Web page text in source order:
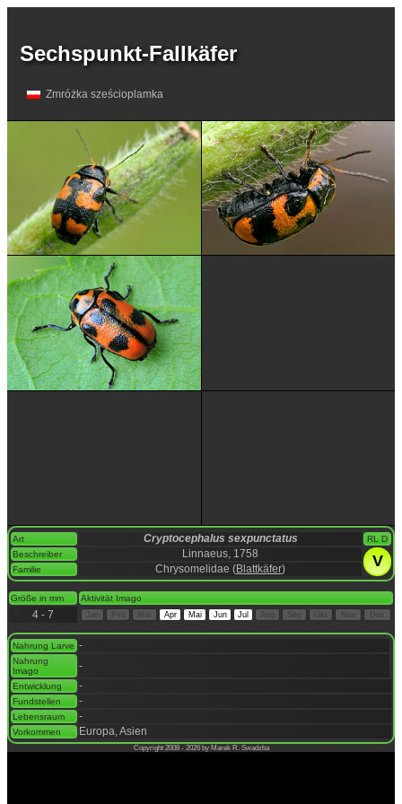
Sechspunkt-Fallkäfer
Zmróżka sześcioplamka
Art Cryptocephalus sexpunctatus
RL D
Beschreiber
Linnaeus, 1758 V
Familie Chrysomelidae (Blattkäfer)
Größe in mm Aktivität Imago
4 - 7 Apr Mai Jun Jul Sep Dez
Nahrung Larve -
Nahrung
Imago
-
Entwicklung -
Fundstellen -
Lebensraum -
Vorkommen Europa, Asien
Copyright 2008 - 2026 by Marek R. Swadzba